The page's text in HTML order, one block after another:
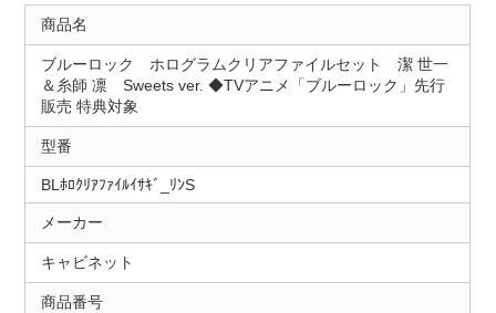
商品名
ブルーロック ホログラムクリアファイルセット 潔 世一
＆糸師 凛 Sweets ver. ◆TVアニメ「ブルーロック」先行
販売 特典対象
型番
BLﾎﾛｸﾘｱﾌｧｲﾙｲｻｷﾞ_ﾘﾝS
メーカー
キャビネット
商品番号